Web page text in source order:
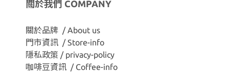
關於我們 COMPANY
關於品牌 / About us
門市資訊 / Store-info
隱私政策 / privacy-policy
咖啡豆資訊 / Coffee-info